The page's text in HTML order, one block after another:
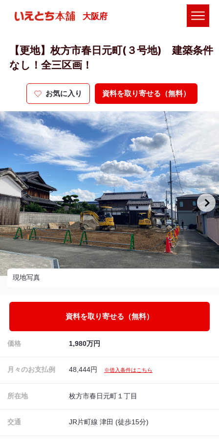
大阪府
【更地】枚方市春日元町(３号地) 建築条件
なし！全三区画！
お気に入り 資料を取り寄せる（無料）
現地写真
資料を取り寄せる（無料）
価格 1,980万円
月々のお支払例 48,444円 ※借入条件はこちら
所在地 枚方市春日元町１丁目
交通 JR片町線 津田 (徒歩15分)